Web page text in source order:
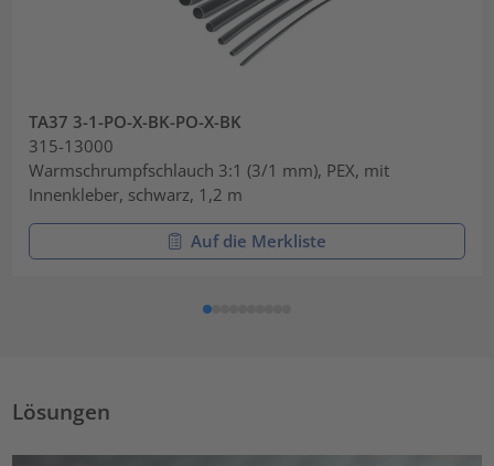
TA37 3-1-PO-X-BK-PO-X-BK
315-13000
Warmschrumpfschlauch 3:1 (3/1 mm), PEX, mit
Innenkleber, schwarz, 1,2 m
Auf die Merkliste
Lösungen